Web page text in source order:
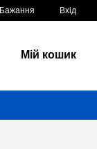
Бажання Вхід
Мій кошик